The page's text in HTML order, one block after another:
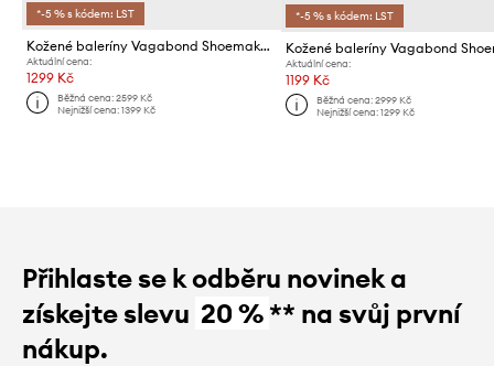
*-5 % s kódem: LST
Kožené baleríny Vagabond Shoemakers JOLIN
Aktuální cena:
1299 Kč
Běžná cena:2599 Kč
Nejnižší cena:1399 Kč
*-5 % s kódem: LST
Aktuální cena:
1199 Kč
Běžná cena: 2999 Kč
Nejnižší cena: 1299 Kč
Přihlaste se k odběru novinek a
získejte slevu 20 %** na svůj první
nákup.